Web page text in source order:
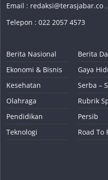
Email : redaksi@terasjabar.co
Telepon : 022 2057 4573
Berita Nasional
Ekonomi & Bisnis
Kesehatan
Olahraga
Pendidikan
Teknologi
Berita
Gaya
Serba –
Rubrik
Persib
Road To